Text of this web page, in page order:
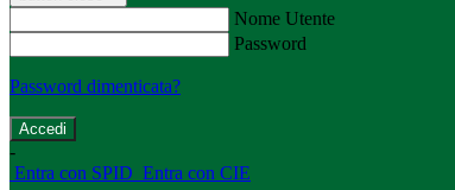
Nome Utente
Password
Password dimenticata?
-
Entra con SPID Entra con CIE